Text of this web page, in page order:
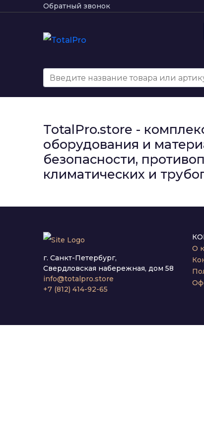
Обратный звонок
TotalPro.store -
оборудования и
безопасности,
климатических и
г. Санкт-Петербург,
Свердловская набережная, дом 58
info@totalpro.store
+7 (812) 414-92-65
О